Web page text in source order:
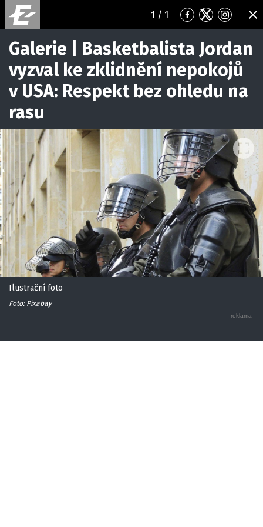
1 / 1
Přejít
na
Facebook
Přejít
na
Twitter
Přejít
na
Galerie | Basketbalista Jordan
vyzval ke zklidnění nepokojů
v USA: Respekt bez ohledu na
rasu
Ilustrační foto
Foto: Pixabay